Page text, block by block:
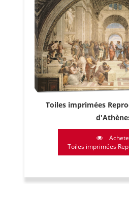
Toiles imprimées
Toiles imprimées